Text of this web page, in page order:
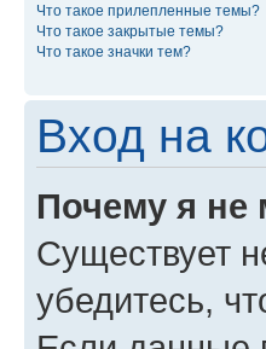
Что такое прилепленные темы?
Что такое закрытые темы?
Что такое значки тем?
Вход на
Почему я не
Существует
убедитесь,